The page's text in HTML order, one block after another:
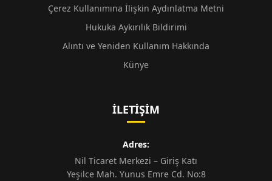
Çerez Kullanımına İlişkin Aydınlatma Metni
Hukuka Aykırılık Bildirimi
Alıntı ve Yeniden Kullanım Hakkında
Künye
İLETIŞIM
Adres:
Nil Ticaret Merkezi – Giriş Katı
Yeşilce Mah. Yunus Emre Cd. No:8